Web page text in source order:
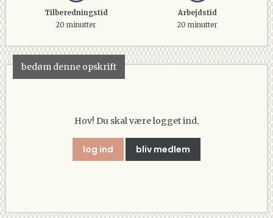
Tilberedningstid
20 minutter
Arbejdstid
20 minutter
bedøm denne opskrift
Hov! Du skal være logget ind.
log ind bliv medlem